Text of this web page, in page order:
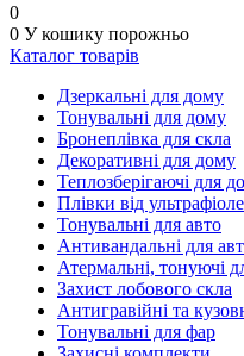
0
0 У кошику порожньо
Каталог товарів
Дзеркальні для дому
Тонувальні для дому
Бронеплівка для скла
Декоративні для дому
Теплозберігаючі для
Плівки від
Тонувальні для авто
Антивандальні для
Атермальні, тонуючі
Захист лобового скла
Антигравійні та
Тонувальні для фар